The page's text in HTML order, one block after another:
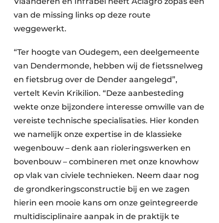
van de missing links op deze route
weggewerkt.
“Ter hoogte van Oudegem, een deelgemeente
van Dendermonde, hebben wij de fietssnelweg
en fietsbrug over de Dender aangelegd”,
vertelt Kevin Krikilion. “Deze aanbesteding
wekte onze bijzondere interesse omwille van de
vereiste technische specialisaties. Hier konden
we namelijk onze expertise in de klassieke
wegenbouw – denk aan rioleringswerken en
bovenbouw – combineren met onze knowhow
op vlak van civiele technieken. Neem daar nog
de grondkeringsconstructie bij en we zagen
hierin een mooie kans om onze geïntegreerde
multidisciplinaire aanpak in de praktijk te